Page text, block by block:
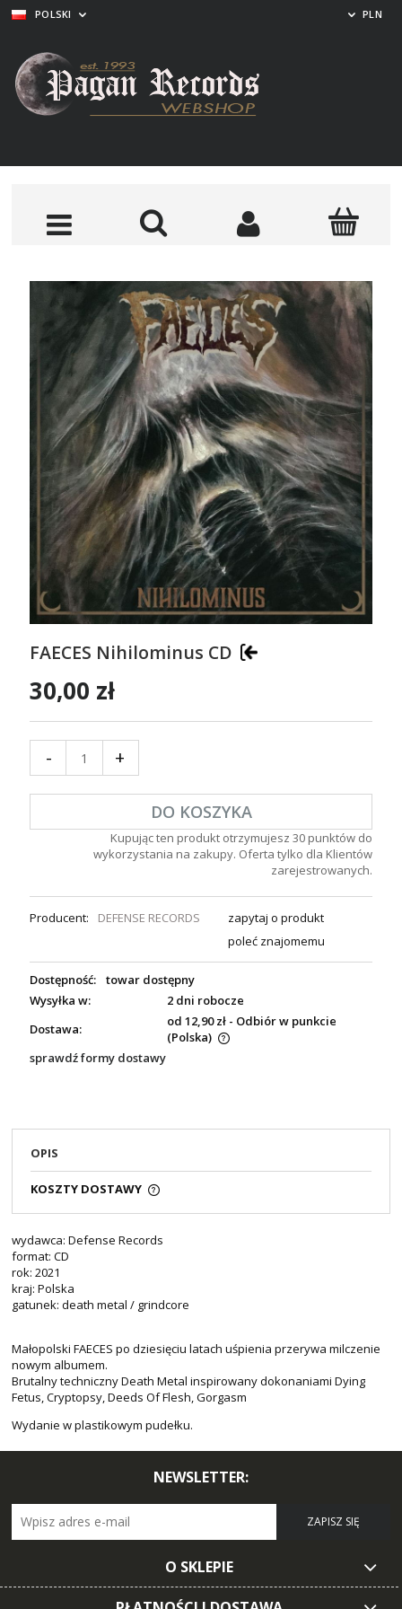
POLSKI PLN
FAECES Nihilominus CD
30,00 zł
- +
DO KOSZYKA
Kupując ten produkt otrzymujesz 30 punktów do
wykorzystania na zakupy. Oferta tylko dla Klientów
zarejestrowanych.
Producent: DEFENSE RECORDS
zapytaj o produkt
poleć znajomemu
Dostępność:
towar dostępny
Wysyłka w:
2 dni robocze
Dostawa:
od 12,90 zł - Odbiór w punkcie
(Polska)
sprawdź formy dostawy
OPIS
KOSZTY DOSTAWY
wydawca: Defense Records
format: CD
rok: 2021
kraj: Polska
gatunek: death metal / grindcore
Małopolski FAECES po dziesięciu latach uśpienia przerywa milczenie
nowym albumem.
Brutalny techniczny Death Metal inspirowany dokonaniami Dying
Fetus, Cryptopsy, Deeds Of Flesh, Gorgasm
Wydanie w plastikowym pudełku.
NEWSLETTER:
ZAPISZ SIĘ
O SKLEPIE